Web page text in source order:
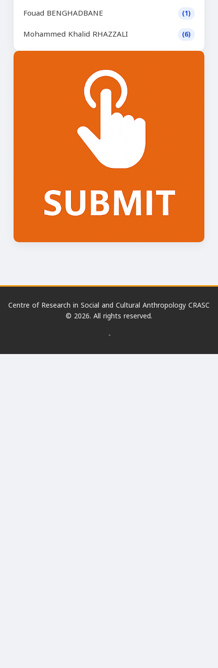
Fouad BENGHADBANE (1)
Mohammed Khalid RHAZZALI (6)
Centre of Research in Social and Cultural Anthropology CRASC
© 2026. All rights reserved.
-